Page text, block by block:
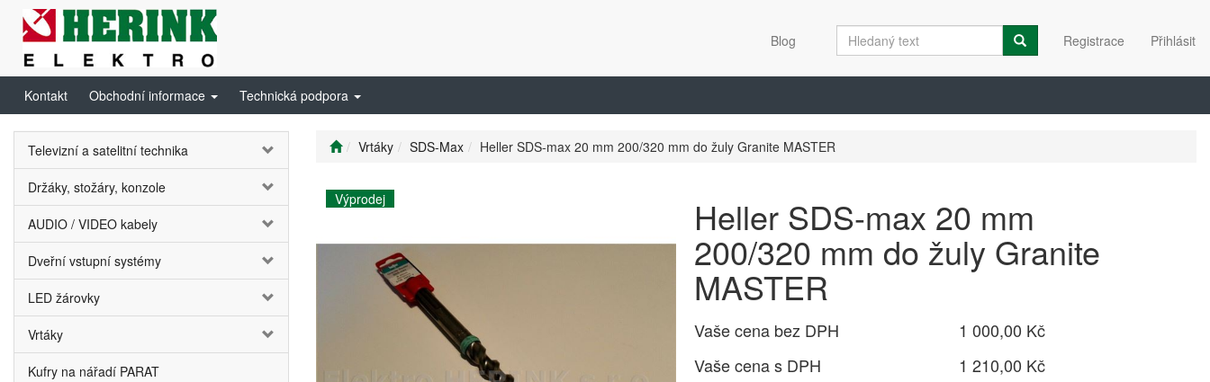
Registrace Přihlásit
Blog
Kontakt Obchodní informace Technická podpora
Televizní a satelitní technika
Držáky, stožáry, konzole
AUDIO / VIDEO kabely
Dveřní vstupní systémy
LED žárovky
Vrtáky
Kufry na nářadí PARAT
Vrtáky SDS-Max Heller SDS-max 20 mm 200/320 mm do žuly Granite MASTER
Výprodej Heller SDS-max 20 mm
200/320 mm do žuly Granite
MASTER
Vaše cena bez DPH
1 000,00 Kč
Vaše cena s DPH
1 210,00 Kč